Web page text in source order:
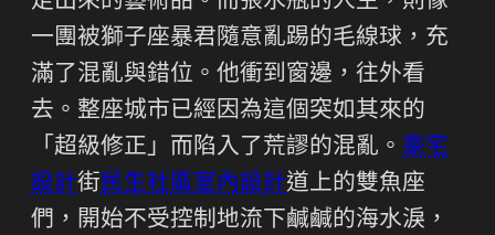
一團被獅子座暴君隨意亂踢的毛線球，充
滿了混亂與錯位。他衝到窗邊，往外看
去。整座城市已經因為這個突如其來的
「超級修正」而陷入了荒謬的混亂。 豪宅
設計街民生社區室內設計道上的雙魚座
們，開始不受控制地流下鹹鹹的海水淚，